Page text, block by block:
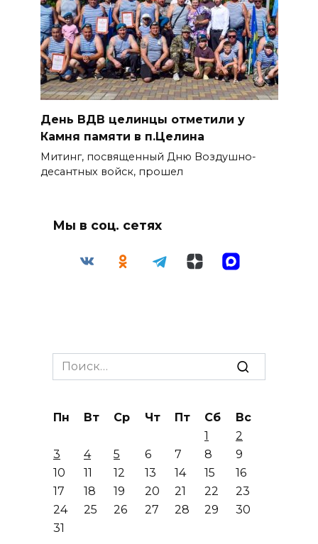
День ВДВ целинцы отметили у
Камня памяти в п.Целина
Митинг, посвященный Дню Воздушно-
десантных войск, прошел
Мы в соц. сетях
Search
for:
Пн Вт Ср Чт Пт Сб
Вс
1
2
3
4 5 6 7 8
9
10
11 12 13 14 15
16
17
18 19 20 21 22
23
24
25 26 27 28 29
30
31